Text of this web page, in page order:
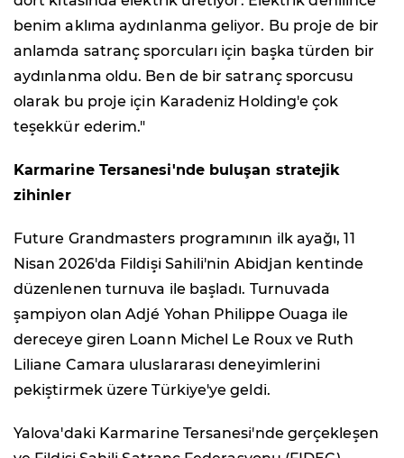
benim aklıma aydınlanma geliyor. Bu proje de bir
anlamda satranç sporcuları için başka türden bir
aydınlanma oldu. Ben de bir satranç sporcusu
olarak bu proje için Karadeniz Holding'e çok
teşekkür ederim."
Karmarine Tersanesi'nde buluşan stratejik
zihinler
Future Grandmasters programının ilk ayağı, 11
Nisan 2026'da Fildişi Sahili'nin Abidjan kentinde
düzenlenen turnuva ile başladı. Turnuvada
şampiyon olan Adjé Yohan Philippe Ouaga ile
dereceye giren Loann Michel Le Roux ve Ruth
Liliane Camara uluslararası deneyimlerini
pekiştirmek üzere Türkiye'ye geldi.
Yalova'daki Karmarine Tersanesi'nde gerçekleşen